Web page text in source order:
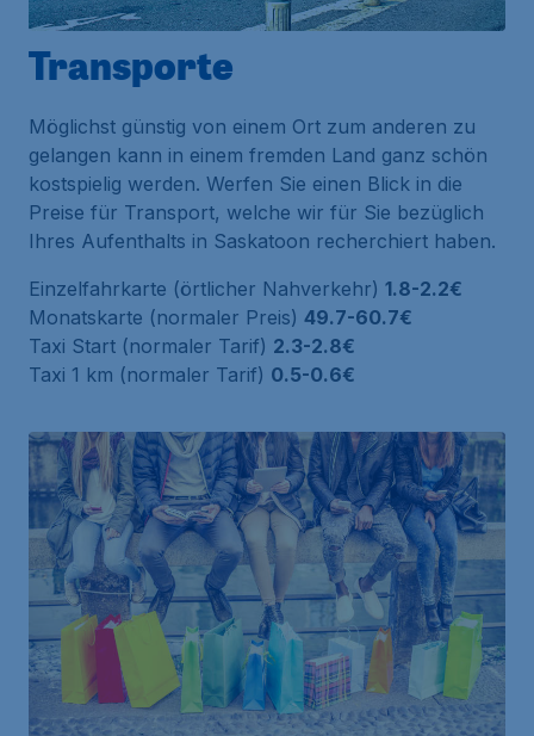
Transporte
Möglichst günstig von einem Ort zum anderen zu
gelangen kann in einem fremden Land ganz schön
kostspielig werden. Werfen Sie einen Blick in die
Preise für Transport, welche wir für Sie bezüglich
Ihres Aufenthalts in Saskatoon recherchiert haben.
Einzelfahrkarte (örtlicher Nahverkehr) 1.8-2.2€
Monatskarte (normaler Preis) 49.7-60.7€
Taxi Start (normaler Tarif) 2.3-2.8€
Taxi 1 km (normaler Tarif) 0.5-0.6€